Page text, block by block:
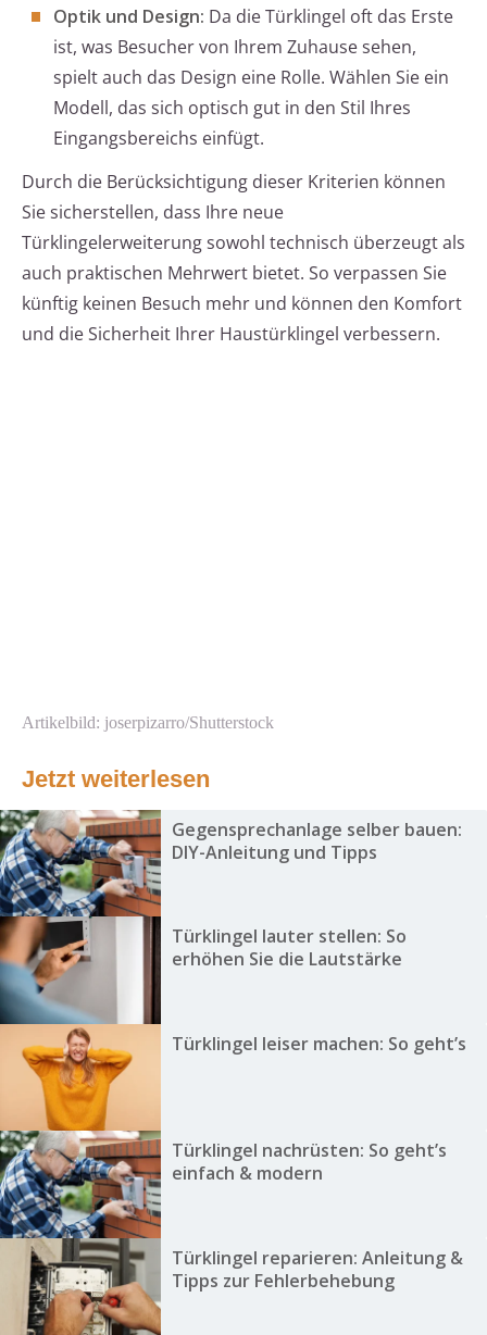
Optik und Design: Da die Türklingel oft das Erste
ist, was Besucher von Ihrem Zuhause sehen,
spielt auch das Design eine Rolle. Wählen Sie ein
Modell, das sich optisch gut in den Stil Ihres
Eingangsbereichs einfügt.
Durch die Berücksichtigung dieser Kriterien können
Sie sicherstellen, dass Ihre neue
Türklingelerweiterung sowohl technisch überzeugt als
auch praktischen Mehrwert bietet. So verpassen Sie
künftig keinen Besuch mehr und können den Komfort
und die Sicherheit Ihrer Haustürklingel verbessern.
Artikelbild: joserpizarro/Shutterstock
Jetzt weiterlesen
Gegensprechanlage selber bauen:
DIY-Anleitung und Tipps
Türklingel lauter stellen: So
erhöhen Sie die Lautstärke
Türklingel leiser machen: So geht’s
Türklingel nachrüsten: So geht’s
einfach & modern
Türklingel reparieren: Anleitung &
Tipps zur Fehlerbehebung